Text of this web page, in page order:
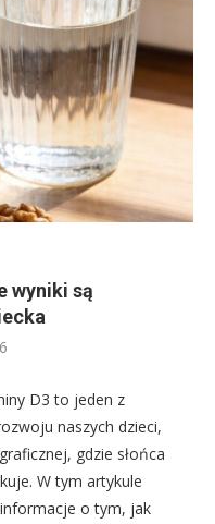
wyniki są
D3 to jeden z
naszych dzieci,
gdzie słońca
W tym artykule
o tym, jak